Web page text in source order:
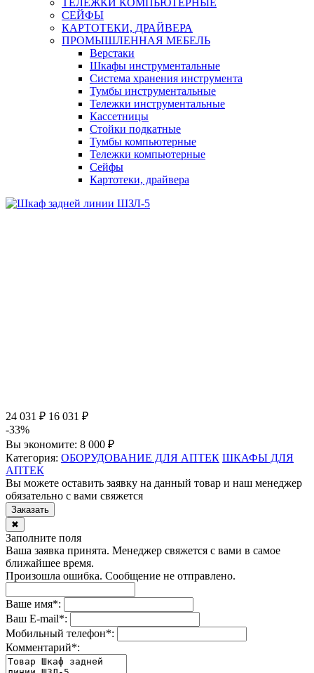
СЕЙФЫ
КАРТОТЕКИ, ДРАЙВЕРА
ПРОМЫШЛЕННАЯ МЕБЕЛЬ
Верстаки
Шкафы инструментальные
Система хранения инструмента
Тумбы инструментальные
Тележки инструментальные
Кассетницы
Стойки подкатные
Тумбы компьютерные
Тележки компьютерные
Сейфы
Картотеки, драйвера
24 031 ₽ 16 031 ₽
-33%
Вы экономите: 8 000 ₽
Категория: ОБОРУДОВАНИЕ ДЛЯ АПТЕК ШКАФЫ ДЛЯ
АПТЕК
Вы можете оставить заявку на данный товар и наш менеджер
обязательно с вами свяжется
Заказать
✖
Заполните поля
Ваша заявка принята. Менеджер свяжется с вами в самое
ближайшее время.
Произошла ошибка. Сообщение не отправлено.
Ваше имя*:
Ваш E-mail*:
Мобильный телефон*:
Комментарий*: